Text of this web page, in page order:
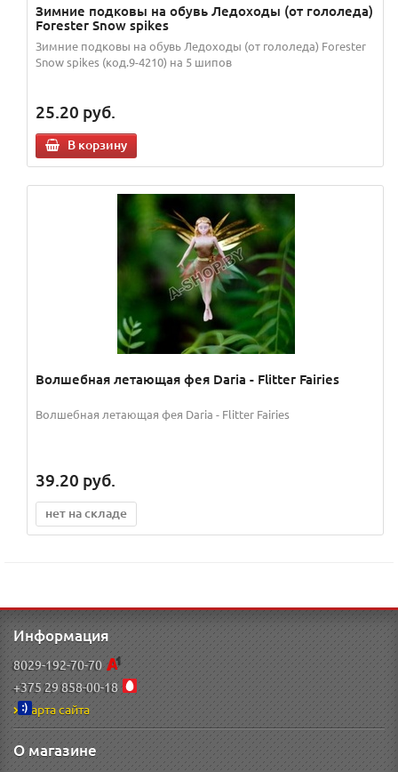
Зимние подковы на обувь Ледоходы (от гололеда)
Forester Snow spikes
Зимние подковы на обувь Ледоходы (от гололеда) Forester
Snow spikes (код.9-4210) на 5 шипов
25.20 руб.
В корзину
Волшебная летающая фея Daria - Flitter Fairies
Волшебная летающая фея Daria - Flitter Fairies
39.20 руб.
нет на складе
Информация
8029-192-70-70
+375 29 858-00-18
Карта сайта
О магазине